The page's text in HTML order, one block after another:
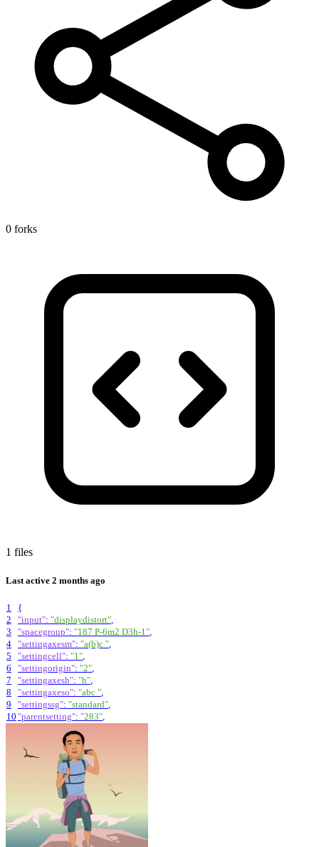
0 forks
1 files
Last active 2 months ago
1
{
2
"input": "displaydistort"
3
"spacegroup": "187 P-6m2 D3h-1"
4
"settingaxesm": "a(b)c "
5
"settingcell": "1"
6
"settingorigin": "2"
7
"settingaxesh": "h"
8
"settingaxeso": "abc "
9
"settingssg": "standard"
10 "parentsetting": "283"